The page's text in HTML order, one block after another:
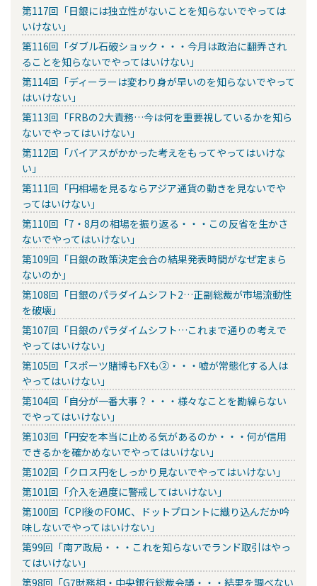
第117回「日銀には独立性がないことを知らないでやっては
いけない」
第116回「ダブル石破ショック・・・今月は政治に翻弄され
ることを知らないでやってはいけない」
第114回「ディーラーは変わり身が早いのを知らないでやって
はいけない」
第113回「FRBの2大責務…今は何を重要視しているかを知ら
ないでやってはいけない」
第112回「バイアスがかかった考えをもってやってはいけな
い」
第111回「円相場を見るならアジア通貨の動きを見ないでや
ってはいけない」
第110回「7・8月の相場を振り返る・・・この反省を生かさ
ないでやってはいけない」
第109回「日銀の政策決定会合の結果発表時間がなぜ定まら
ないのか」
第108回「日銀のパラダイムシフト2…正副総裁が市場流動性
を破壊」
第107回「日銀のパラダイムシフト…これまで通りの考えで
やってはいけない」
第105回「スポーツ賭博もFXも②・・・嘘が常態化する人は
やってはいけない」
第104回「自分が一番大事？・・・様々なことを勘繰らない
でやってはいけない」
第103回「円安を本当に止める気があるのか・・・何が信用
できるかを確かめないでやってはいけない」
第102回「クロス円をしっかり見ないでやってはいけない」
第101回「介入を過度に警戒してはいけない」
第100回「CPI後のFOMC、ドットプロントに織り込んだか吟
味しないでやってはいけない」
第99回「南ア政局・・・これを知らないでランド取引はやっ
てはいけない」
第98回「G7財務相・中央銀行総裁会議・・・結果を調べない